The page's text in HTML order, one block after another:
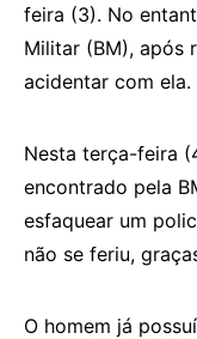
feira (3). No
Militar (BM), após
acidentar com ela.
Nesta terça-feira
encontrado pela
esfaquear um
não se feriu,
O homem já